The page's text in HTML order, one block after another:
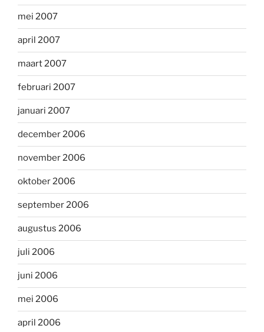
mei 2007
april 2007
maart 2007
februari 2007
januari 2007
december 2006
november 2006
oktober 2006
september 2006
augustus 2006
juli 2006
juni 2006
mei 2006
april 2006